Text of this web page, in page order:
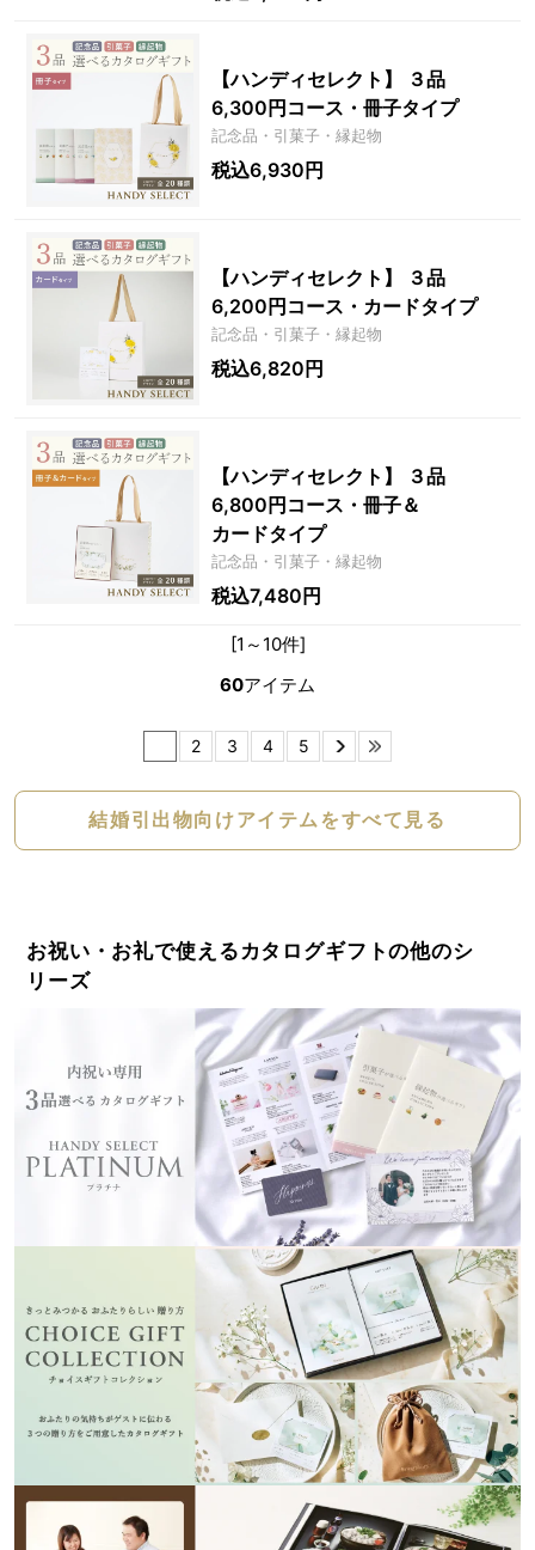
【ハンディセレクト】 ３品
6,300円コース・冊子タイプ
記念品・引菓子・縁起物
税込6,930円
【ハンディセレクト】 ３品
6,200円コース・カードタイプ
記念品・引菓子・縁起物
税込6,820円
【ハンディセレクト】 ３品
6,800円コース・冊子＆
カードタイプ
記念品・引菓子・縁起物
税込7,480円
[1～10件]
60アイテム
2 3 4 5
結婚引出物向けアイテムをすべて見る
お祝い・お礼で使えるカタログギフトの他のシ
リーズ